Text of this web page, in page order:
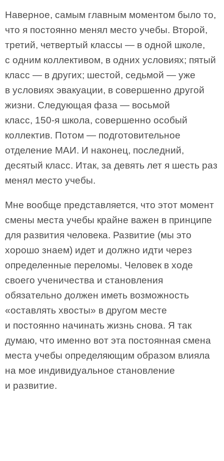
Наверное, самым главным моментом было то,
что я постоянно менял место учебы. Второй,
третий, четвертый классы — в одной школе,
с одним коллективом, в одних условиях; пятый
класс — в других; шестой, седьмой — уже
в условиях эвакуации, в совершенно другой
жизни. Следующая фаза — восьмой
класс, 150-я школа, совершенно особый
коллектив. Потом — подготовительное
отделение МАИ. И наконец, последний,
десятый класс. Итак, за девять лет я шесть раз
менял место учебы.
Мне вообще представляется, что этот момент
смены места учебы крайне важен в принципе
для развития человека. Развитие (мы это
хорошо знаем) идет и должно идти через
определенные переломы. Человек в ходе
своего ученичества и становления
обязательно должен иметь возможность
«оставлять хвосты» в другом месте
и постоянно начинать жизнь снова. Я так
думаю, что именно вот эта постоянная смена
места учебы определяющим образом влияла
на мое индивидуальное становление
и развитие.